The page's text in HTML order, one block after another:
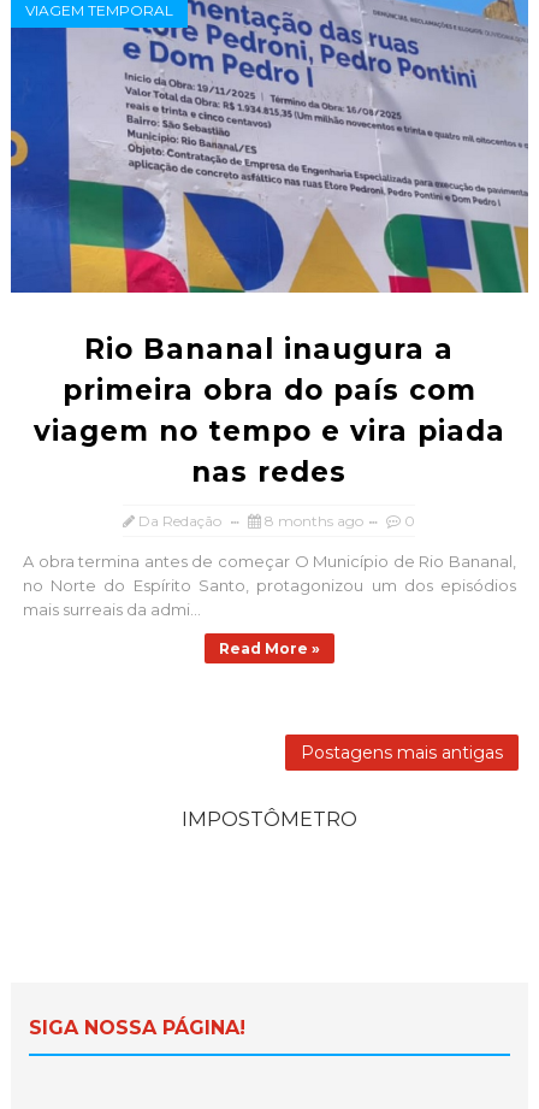
VIAGEM TEMPORAL
Rio Bananal inaugura a
primeira obra do país com
viagem no tempo e vira piada
nas redes
Da Redação 8 months ago 0
A obra termina antes de começar O Município de Rio Bananal,
no Norte do Espírito Santo, protagonizou um dos episódios
mais surreais da admi...
Read More »
Postagens mais antigas
IMPOSTÔMETRO
SIGA NOSSA PÁGINA!